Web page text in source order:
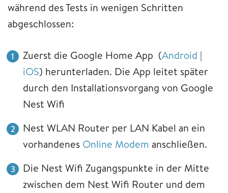
während des Tests in wenigen Schritten
abgeschlossen:
Zuerst die Google Home App (Android |
iOS) herunterladen. Die App leitet später
durch den Installationsvorgang von Google
Nest Wifi
Nest WLAN Router per LAN Kabel an ein
vorhandenes Online Modem anschließen.
Die Nest Wifi Zugangspunkte in der Mitte
zwischen dem Nest Wifi Router und dem